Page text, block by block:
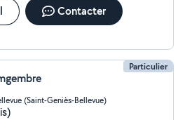
Contacter
Particulier
(Saint-Geniès-Bellevue)